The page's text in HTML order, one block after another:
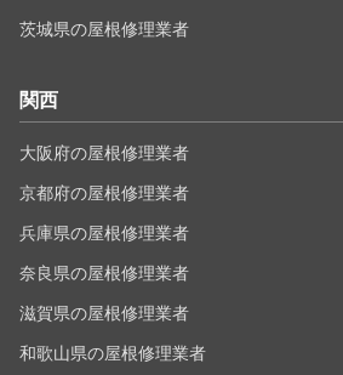
茨城県の屋根修理業者
関西
大阪府の屋根修理業者
京都府の屋根修理業者
兵庫県の屋根修理業者
奈良県の屋根修理業者
滋賀県の屋根修理業者
和歌山県の屋根修理業者